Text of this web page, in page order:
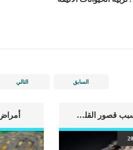
السابق التالي
اهم علامات وفاة الكلب بسبب قصور القلب الاحتقانى